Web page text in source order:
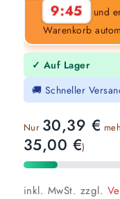
9:44 und
Warenkorb
✓ Auf Lager
🚚 Schneller
Nur 30,39 €
35,00 €)
inkl. MwSt. zzgl.